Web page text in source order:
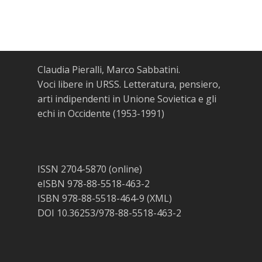
Claudia Pieralli, Marco Sabbatini.
Voci libere in URSS. Letteratura, pensiero,
arti indipendenti in Unione Sovietica e gli
echi in Occidente (1953-1991)
ISSN 2704-5870 (online)
eISBN 978-88-5518-463-2
ISBN 978-88-5518-464-9 (XML)
DOI 10.36253/978-88-5518-463-2